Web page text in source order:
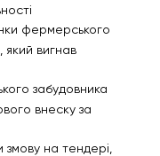
фермерського
який вигнав
забудовника
внеску за
на тендері,